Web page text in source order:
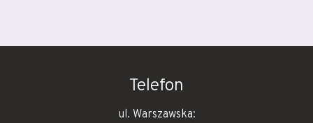
Telefon
ul. Warszawska: